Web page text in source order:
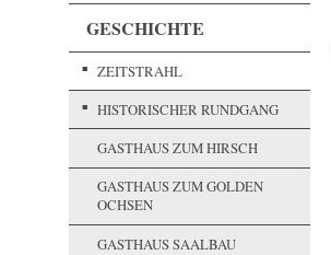
GESCHICHTE
ZEITSTRAHL
HISTORISCHER RUNDGANG
GASTHAUS ZUM HIRSCH
GASTHAUS ZUM GOLDEN
OCHSEN
GASTHAUS SAALBAU